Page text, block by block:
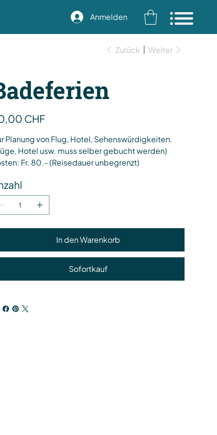
Anmelden
Zurück Weiter
CHF
Planung von Flug, Hotel, Sehenswürdigkeiten.
Hotel usw. muss selber gebucht werden)
Fr. 80.- (Reisedauer unbegrenzt)
In den Warenkorb
Sofortkauf